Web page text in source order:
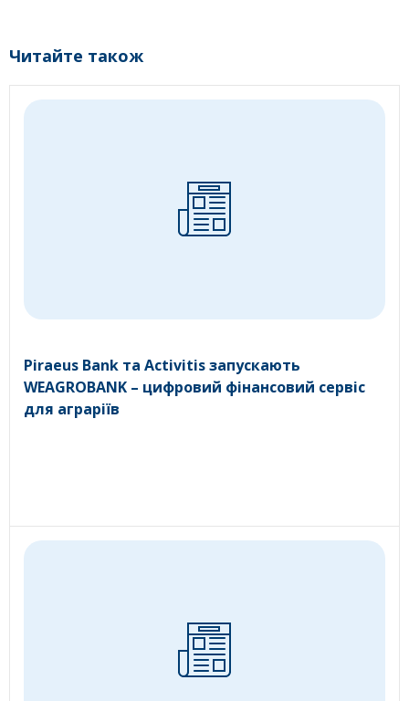
Читайте також
Piraeus Bank та Activitis запускають
WEAGROBANK – цифровий фінансовий сервіс
для аграріїв